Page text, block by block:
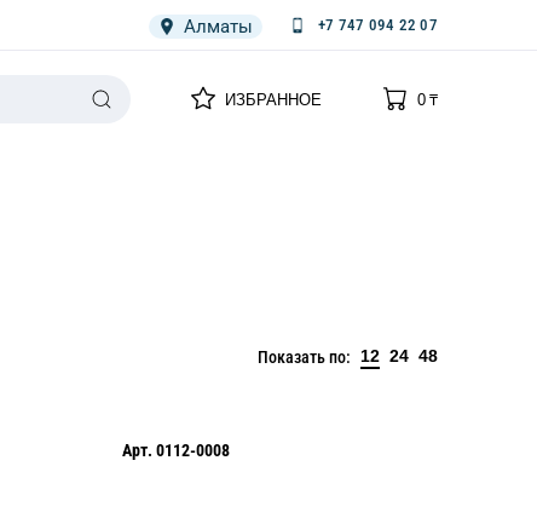
Алматы +7 747 094 22 07
ИЗБРАННОЕ
0
0₸
Показать по: 12 24 48
Арт. 0112-0008